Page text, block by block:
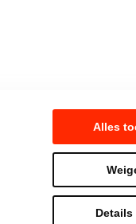
Alles
Details